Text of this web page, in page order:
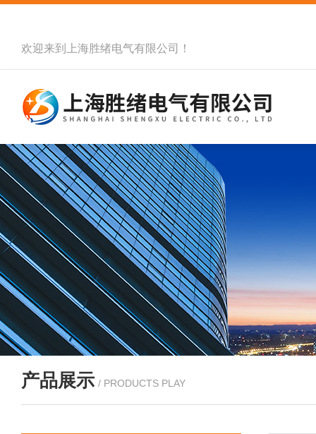
欢迎来到 上海胜绪电气有限公司 ！
产品展示 / PRODUCTS PLAY